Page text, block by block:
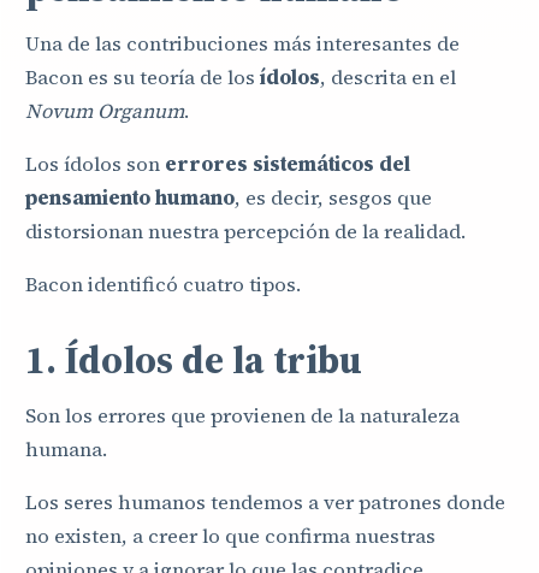
Una de las contribuciones más interesantes de
Bacon es su teoría de los ídolos, descrita en el
Novum Organum.
Los ídolos son errores sistemáticos del
pensamiento humano, es decir, sesgos que
distorsionan nuestra percepción de la realidad.
Bacon identificó cuatro tipos.
1. Ídolos de la tribu
Son los errores que provienen de la naturaleza
humana.
Los seres humanos tendemos a ver patrones donde
no existen, a creer lo que confirma nuestras